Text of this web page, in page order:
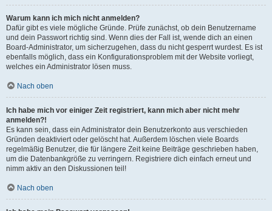
Warum kann ich mich nicht anmelden?
Dafür gibt es viele mögliche Gründe. Prüfe zunächst, ob dein Benutzername
und dein Passwort richtig sind. Wenn dies der Fall ist, wende dich an einen
Board-Administrator, um sicherzugehen, dass du nicht gesperrt wurdest. Es ist
ebenfalls möglich, dass ein Konfigurationsproblem mit der Website vorliegt,
welches ein Administrator lösen muss.
Nach oben
Ich habe mich vor einiger Zeit registriert, kann mich aber nicht mehr
anmelden?!
Es kann sein, dass ein Administrator dein Benutzerkonto aus verschieden
Gründen deaktiviert oder gelöscht hat. Außerdem löschen viele Boards
regelmäßig Benutzer, die für längere Zeit keine Beiträge geschrieben haben,
um die Datenbankgröße zu verringern. Registriere dich einfach erneut und
nimm aktiv an den Diskussionen teil!
Nach oben